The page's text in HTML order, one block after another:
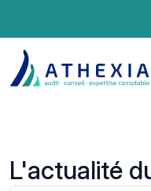
L'actualité